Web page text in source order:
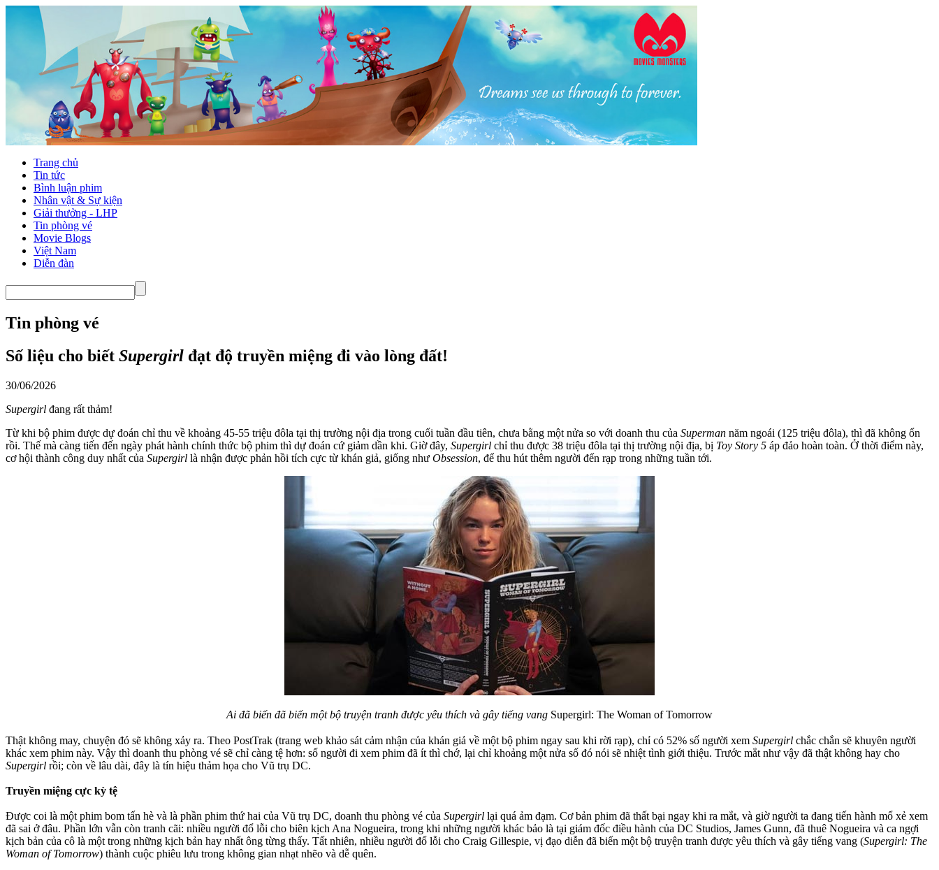
Trang chủ
Tin tức
Bình luận phim
Nhân vật & Sự kiện
Giải thưởng - LHP
Tin phòng vé
Movie Blogs
Việt Nam
Diễn đàn
Tin phòng vé
Số liệu cho biết Supergirl đạt độ truyền miệng đi vào lòng đất!
30/06/2026
Supergirl đang rất thảm!
Từ khi bộ phim được dự đoán chỉ thu về khoảng 45-55 triệu đôla tại thị trường nội địa trong cuối tuần đầu tiên, chưa bằng một nửa so với doanh thu của Superman năm ngoái (125 triệu đôla), thì đã không ổn
rồi. Thế mà càng tiến đến ngày phát hành chính thức bộ phim thì dự đoán cứ giảm dần khi. Giờ đây, Supergirl chỉ thu được 38 triệu đôla tại thị trường nội địa, bị Toy Story 5 áp đảo hoàn toàn. Ở thời điểm này,
cơ hội thành công duy nhất của Supergirl là nhận được phản hồi tích cực từ khán giả, giống như Obsession, để thu hút thêm người đến rạp trong những tuần tới.
Ai đã biến đã biến một bộ truyện tranh được yêu thích và gây tiếng vang Supergirl: The Woman of Tomorrow
Thật không may, chuyện đó sẽ không xảy ra. Theo PostTrak (trang web khảo sát cảm nhận của khán giả về một bộ phim ngay sau khi rời rạp), chỉ có 52% số người xem Supergirl chắc chắn sẽ khuyên người
khác xem phim này. Vậy thì doanh thu phòng vé sẽ chỉ càng tệ hơn: số người đi xem phim đã ít thì chớ, lại chỉ khoảng một nửa số đó nói sẽ nhiệt tình giới thiệu. Trước mắt như vậy đã thật không hay cho
Supergirl rồi; còn về lâu dài, đây là tín hiệu thảm họa cho Vũ trụ DC.
Truyền miệng cực kỳ tệ
Được coi là một phim bom tấn hè và là phần phim thứ hai của Vũ trụ DC, doanh thu phòng vé của Supergirl lại quá ảm đạm. Cơ bản phim đã thất bại ngay khi ra mắt, và giờ người ta đang tiến hành mổ xẻ xem
đã sai ở đâu. Phần lớn vẫn còn tranh cãi: nhiều người đổ lỗi cho biên kịch Ana Nogueira, trong khi những người khác bảo là tại giám đốc điều hành của DC Studios, James Gunn, đã thuê Nogueira và ca ngợi
kịch bản của cô là một trong những kịch bản hay nhất ông từng thấy. Tất nhiên, nhiều người đổ lỗi cho Craig Gillespie, vị đạo diễn đã biến một bộ truyện tranh được yêu thích và gây tiếng vang (Supergirl: The
Woman of Tomorrow) thành cuộc phiêu lưu trong không gian nhạt nhẽo và dễ quên.